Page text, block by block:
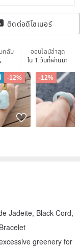
ติดต่อดีไซเนอร์
กลับ
ออนไลน์ล่าสุด
ใน 1 วันที่ผ่านมา
-12% -12%
Jadeite, Black Cord,
greenery for